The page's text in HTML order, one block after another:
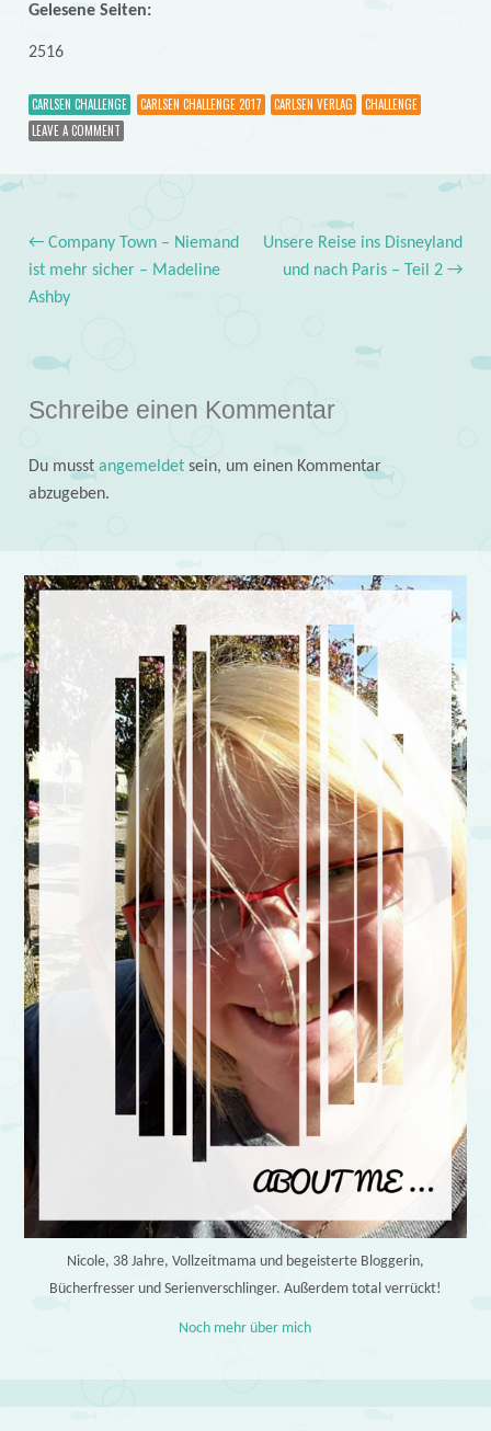
Gelesene Seiten:
2516
CARLSEN CHALLENGE CARLSEN CHALLENGE 2017 CARLSEN VERLAG
CHALLENGE
LEAVE A COMMENT
Post navigation
←Company Town – Niemand
ist mehr sicher – Madeline
Ashby
Unsere Reise ins Disneyland
und nach Paris – Teil 2→
Schreibe einen Kommentar
Du musst angemeldetsein, um einen Kommentar
abzugeben.
Nicole, 38 Jahre, Vollzeitmama und begeisterte Bloggerin,
Bücherfresser und Serienverschlinger. Außerdem total verrückt!
Noch mehr über mich